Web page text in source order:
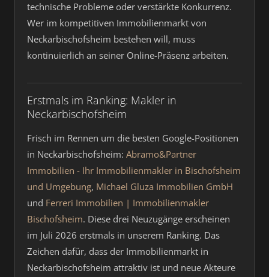
technische Probleme oder verstärkte Konkurrenz.
Wer im kompetitiven Immobilienmarkt von
Neckarbischofsheim bestehen will, muss
kontinuierlich an seiner Online-Präsenz arbeiten.
Erstmals im Ranking: Makler in
Neckarbischofsheim
Frisch im Rennen um die besten Google-Positionen
in Neckarbischofsheim: Abramo&Partner
Immobilien - Ihr Immobilienmakler in Bischofsheim
und Umgebung, Michael Gluza Immobilien GmbH
und Ferreri Immobilien | Immobilienmakler
Bischofsheim. Diese drei Neuzugänge erscheinen
im Juli 2026 erstmals in unserem Ranking. Das
Zeichen dafür, dass der Immobilienmarkt in
Neckarbischofsheim attraktiv ist und neue Akteure